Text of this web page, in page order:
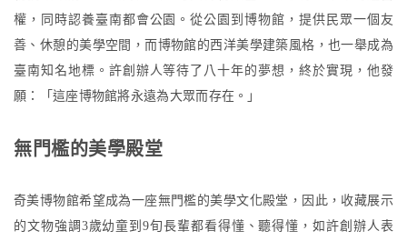
權，同時認養臺南都會公園。從公園到博物館，提供民眾一個友
善、休憩的美學空間，而博物館的西洋美學建築風格，也一舉成為
臺南知名地標。許創辦人等待了八十年的夢想，終於實現，他發
願：「這座博物館將永遠為大眾而存在。」
無門檻的美學殿堂
奇美博物館希望成為一座無門檻的美學文化殿堂，因此，收藏展示
的文物強調3歲幼童到9旬長輩都看得懂、聽得懂，如許創辦人表